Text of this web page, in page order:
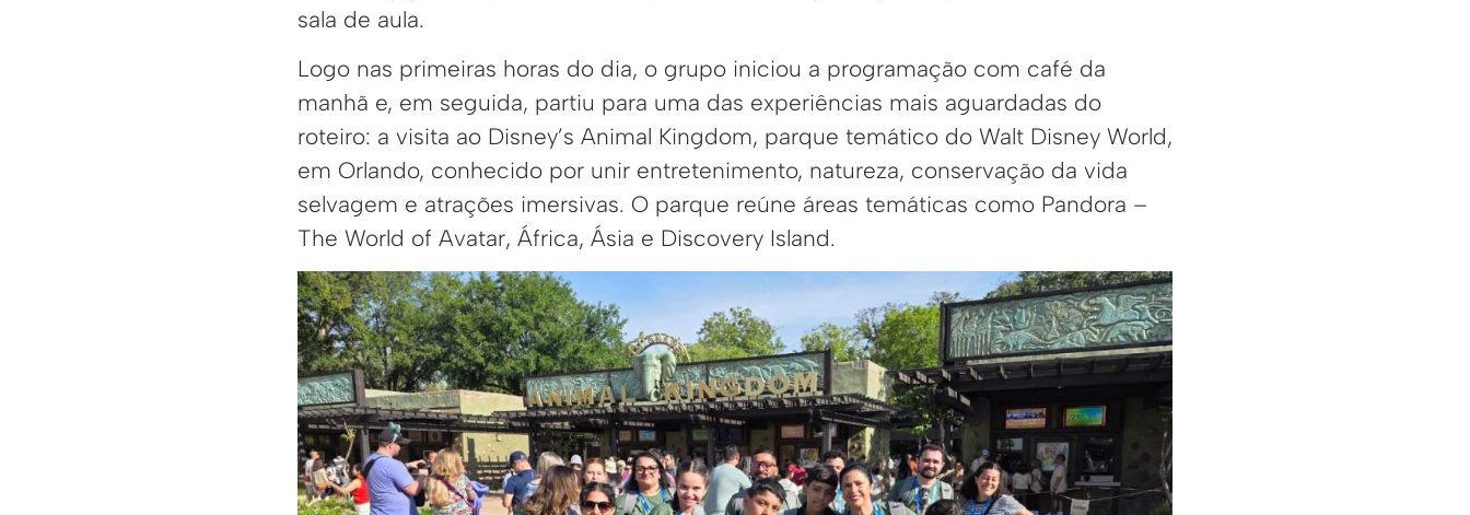
sala de aula.
Logo nas primeiras horas do dia, o grupo iniciou a programação com café da
manhã e, em seguida, partiu para uma das experiências mais aguardadas do
roteiro: a visita ao Disney’s Animal Kingdom, parque temático do Walt Disney World,
em Orlando, conhecido por unir entretenimento, natureza, conservação da vida
selvagem e atrações imersivas. O parque reúne áreas temáticas como Pandora –
The World of Avatar, África, Ásia e Discovery Island.